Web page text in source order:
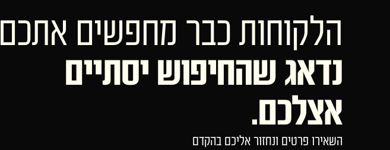
הלקוחות כבר מחפשים אתכם
נדאג שהחיפוש יסתיים
אצלכם.
השאירו פרטים ונחזור אליכם בהקדם